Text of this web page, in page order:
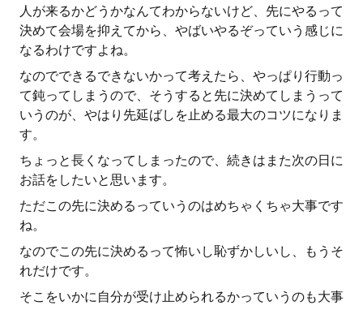
人が来るかどうかなんてわからないけど、先にやるって
決めて会場を抑えてから、やばいやるぞっていう感じに
なるわけですよね。
なのでできるできないかって考えたら、やっぱり行動っ
て鈍ってしまうので、そうすると先に決めてしまうって
いうのが、やはり先延ばしを止める最大のコツになりま
す。
ちょっと長くなってしまったので、続きはまた次の日に
お話をしたいと思います。
ただこの先に決めるっていうのはめちゃくちゃ大事です
ね。
なのでこの先に決めるって怖いし恥ずかしいし、もうそ
れだけです。
そこをいかに自分が受け止められるかっていうのも大事